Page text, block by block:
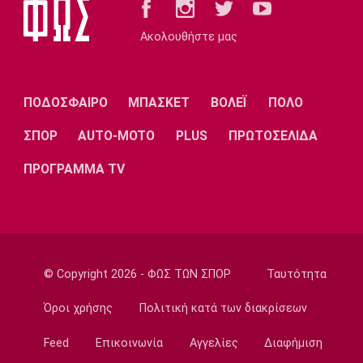
Ποδόσφαιρο - Διεθνή
Νάϊμεγκεν: Εντός έδρας ήττα από την
Ποδόσφαιρο - Διεθνή
20:30
Super League 1
ΠΑΟΚ – Μπραν 2-3: Εκτός συνέχειας από το
«δικέφαλου»
Ακολουθήστε μας
ΠΟΔΟΣΦΑΙΡΟ ΜΠΑΣΚΕΤ ΒΟΛΕΪ ΠΟΛΟ
ΣΠΟΡ AUTO-MOTO PLUS ΠΡΩΤΟΣΕΛΙΔΑ
ΠΡΟΓΡΑΜΜΑ TV
© Copyright 2026 - ΦΩΣ ΤΩΝ ΣΠΟΡ Ταυτότητα
Όροι χρήσης Πολιτική κατά των διακρίσεων
Feed Επικοινωνία Αγγελίες Διαφήμιση